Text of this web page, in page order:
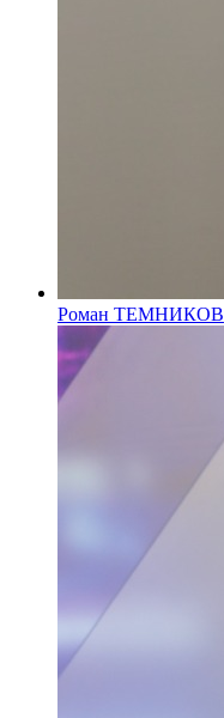
Роман ТЕМНИКОВ